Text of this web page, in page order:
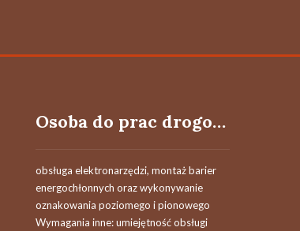
Osoba do prac drogowych
obsługa elektronarzędzi, montaż barier
energochłonnych oraz wykonywanie
oznakowania poziomego i pionowego
Wymagania inne: umiejętność obsługi